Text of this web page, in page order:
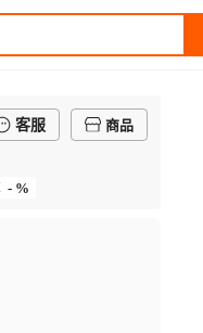
客服 商品
- %